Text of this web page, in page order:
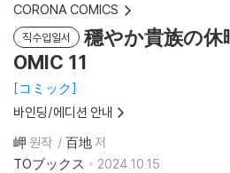
CORONA COMICS
직수입일서
穩やか貴族の
OMIC 11
コミック
바인딩/에디션 안내
岬 원작 百地저
TOブックス
2024.10.15.